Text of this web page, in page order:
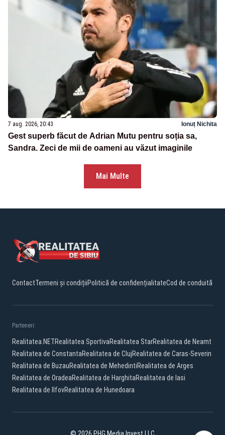
7 aug. 2026, 20:43 Ionuț Nichita
Gest superb făcut de Adrian Mutu pentru soția sa,
Sandra. Zeci de mii de oameni au văzut imaginile
Mai Multe
ContactTermeni și condițiiPolitică de confidențialitateCod de conduită
Parteneri:
Realitatea.NETRealitatea SportivaRealitatea StarRealitatea de Neamt
Realitatea de ConstantaRealitatea de ClujRealitatea de Caras-Severin
Realitatea de BuzauRealitatea de MehedintiRealitatea de Arges
Realitatea de OradeaRealitatea de HarghitaRealitatea de Iasi
Realitatea de IlfovRealitatea de Hunedoara